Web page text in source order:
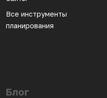
Все инструменты
планирования
Блог